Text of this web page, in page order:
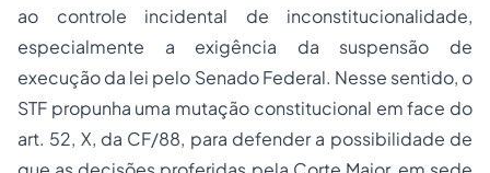
ao controle incidental de inconstitucionalidade,
especialmente a exigência da suspensão de
execução da lei pelo Senado Federal. Nesse sentido, o
STF propunha uma mutação constitucional em face do
art. 52, X, da CF/88, para defender a possibilidade de